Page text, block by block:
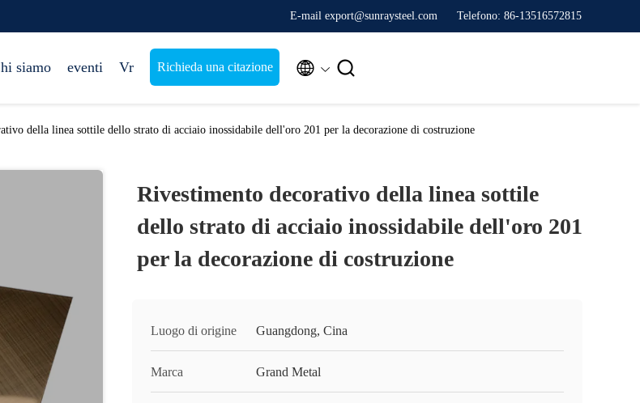
E-mail export@sunraysteel.com Telefono: 86-13516572815
siamo eventi Vr Richieda una citazione  
della linea sottile dello strato di acciaio inossidabile dell'oro 201 per la decorazione di costruzione
Rivestimento decorativo della linea sottile
dello strato di acciaio inossidabile dell'oro 201
per la decorazione di costruzione
Luogo di origine Guangdong, Cina
Marca Grand Metal